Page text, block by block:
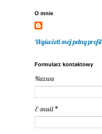
O mnie
Wyświetl mój pełny profil
Formularz kontaktowy
Nazwa
E-mail*